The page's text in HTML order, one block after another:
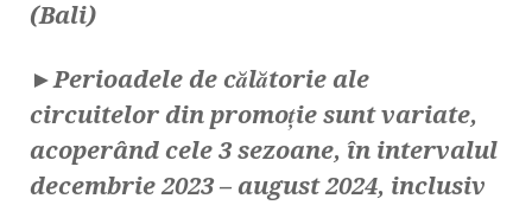
(Bali)
►Perioadele de călătorie ale
circuitelor din promoție sunt variate,
acoperând cele 3 sezoane, în intervalul
decembrie 2023 – august 2024, inclusiv